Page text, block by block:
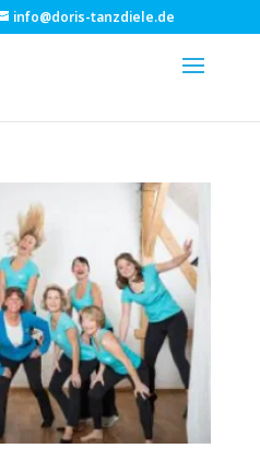
info@doris-tanzdiele.de